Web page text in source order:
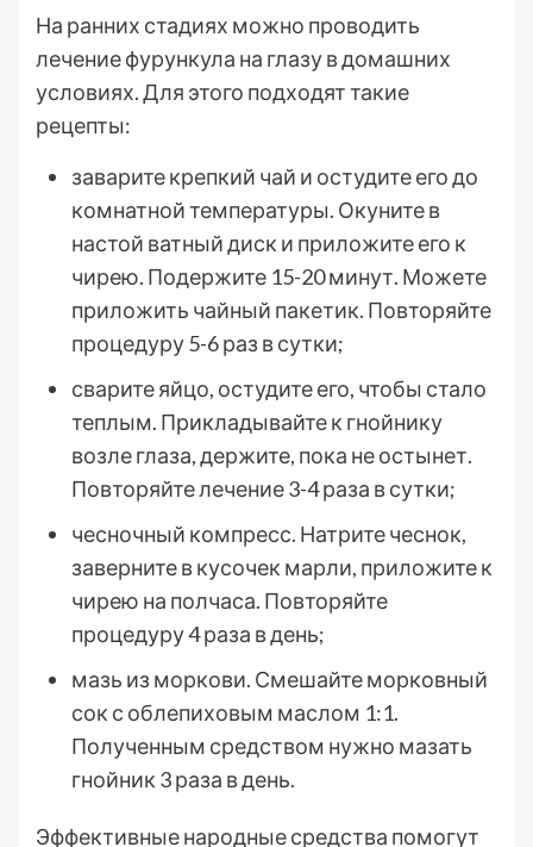
На ранних стадиях можно проводить
лечение фурункула на глазу в домашних
условиях. Для этого подходят такие
рецепты:
заварите крепкий чай и остудите его до
комнатной температуры. Окуните в
настой ватный диск и приложите его к
чирею. Подержите 15-20 минут. Можете
приложить чайный пакетик. Повторяйте
процедуру 5-6 раз в сутки;
сварите яйцо, остудите его, чтобы стало
теплым. Прикладывайте к гнойнику
возле глаза, держите, пока не остынет.
Повторяйте лечение 3-4 раза в сутки;
чесночный компресс. Натрите чеснок,
заверните в кусочек марли, приложите к
чирею на полчаса. Повторяйте
процедуру 4 раза в день;
мазь из моркови. Смешайте морковный
сок с облепиховым маслом 1:1.
Полученным средством нужно мазать
гнойник 3 раза в день.
Эффективные народные средства помогут